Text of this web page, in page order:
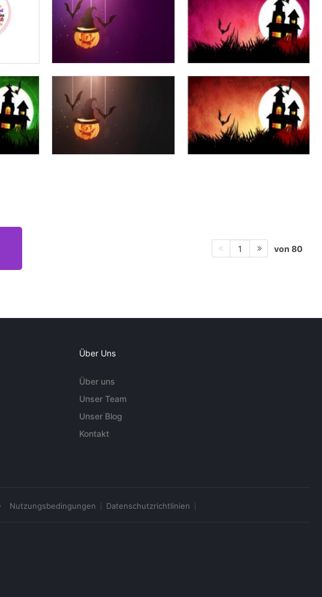
1 von 80
Über Uns
Über uns
Unser Team
Unser Blog
Kontakt
Nutzungsbedingungen Datenschutzrichtlinien